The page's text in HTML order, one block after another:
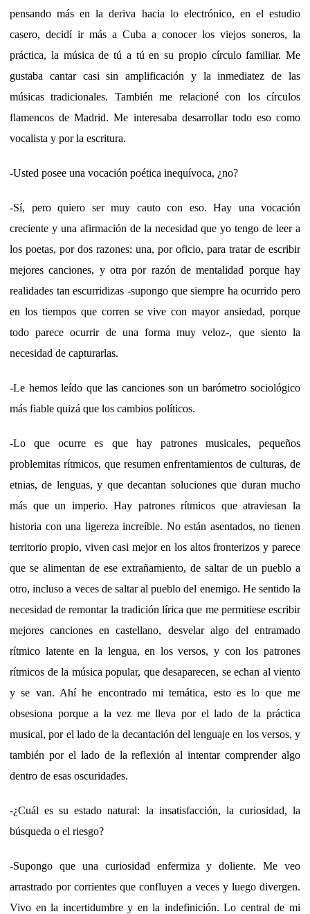
pensando más en la deriva hacia lo electrónico, en el estudio
casero, decidí ir más a Cuba a conocer los viejos soneros, la
práctica, la música de tú a tú en su propio círculo familiar. Me
gustaba cantar casi sin amplificación y la inmediatez de las
músicas tradicionales. También me relacioné con los círculos
flamencos de Madrid. Me interesaba desarrollar todo eso como
vocalista y por la escritura.
-Usted posee una vocación poética inequívoca, ¿no?
-Sí, pero quiero ser muy cauto con eso. Hay una vocación
creciente y una afirmación de la necesidad que yo tengo de leer a
los poetas, por dos razones: una, por oficio, para tratar de escribir
mejores canciones, y otra por razón de mentalidad porque hay
realidades tan escurridizas -supongo que siempre ha ocurrido pero
en los tiempos que corren se vive con mayor ansiedad, porque
todo parece ocurrir de una forma muy veloz-, que siento la
necesidad de capturarlas.
-Le hemos leído que las canciones son un barómetro sociológico
más fiable quizá que los cambios políticos.
-Lo que ocurre es que hay patrones musicales, pequeños
problemitas rítmicos, que resumen enfrentamientos de culturas, de
etnias, de lenguas, y que decantan soluciones que duran mucho
más que un imperio. Hay patrones rítmicos que atraviesan la
historia con una ligereza increíble. No están asentados, no tienen
territorio propio, viven casi mejor en los altos fronterizos y parece
que se alimentan de ese extrañamiento, de saltar de un pueblo a
otro, incluso a veces de saltar al pueblo del enemigo. He sentido la
necesidad de remontar la tradición lírica que me permitiese escribir
mejores canciones en castellano, desvelar algo del entramado
rítmico latente en la lengua, en los versos, y con los patrones
rítmicos de la música popular, que desaparecen, se echan al viento
y se van. Ahí he encontrado mi temática, esto es lo que me
obsesiona porque a la vez me lleva por el lado de la práctica
musical, por el lado de la decantación del lenguaje en los versos, y
también por el lado de la reflexión al intentar comprender algo
dentro de esas oscuridades.
-¿Cuál es su estado natural: la insatisfacción, la curiosidad, la
búsqueda o el riesgo?
-Supongo que una curiosidad enfermiza y doliente. Me veo
arrastrado por corrientes que confluyen a veces y luego divergen.
Vivo en la incertidumbre y en la indefinición. Lo central de mi